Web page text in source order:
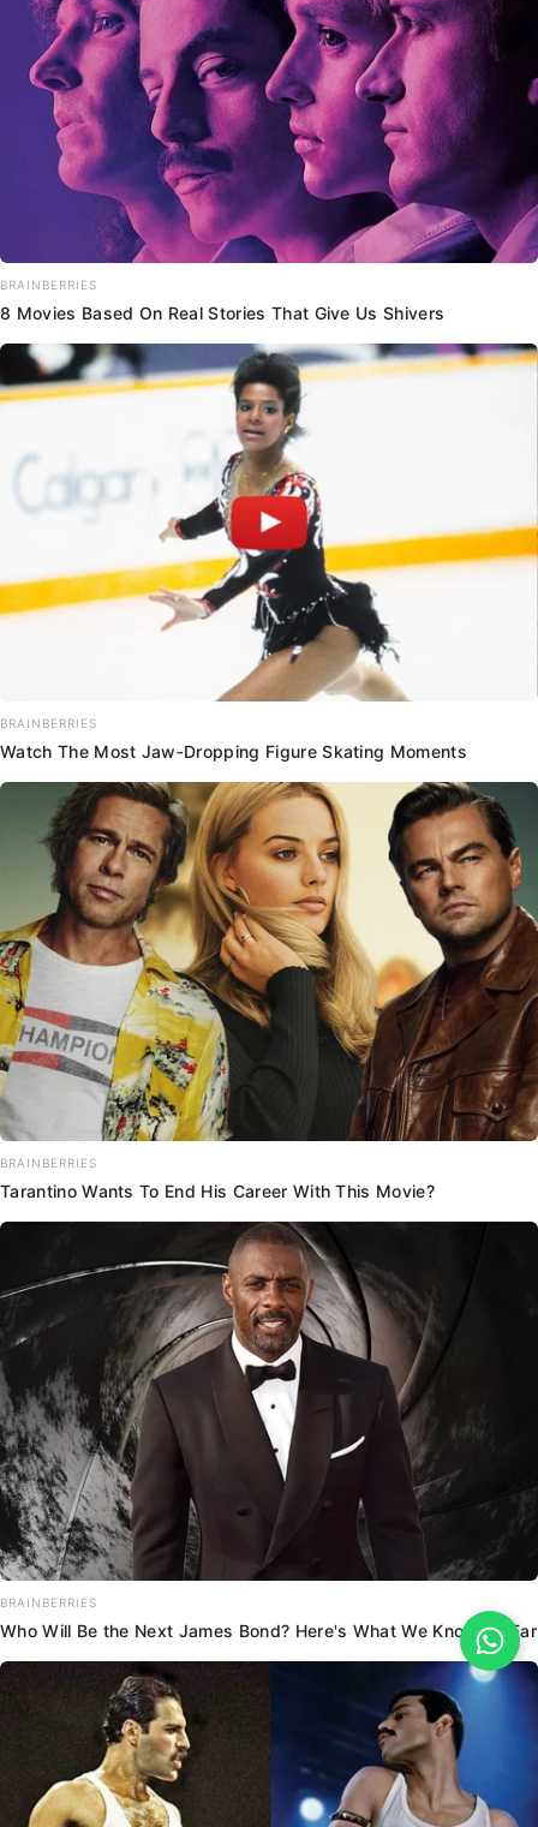
BRAINBERRIES
8 Movies Based On Real Stories That Give Us Shivers
BRAINBERRIES
Watch The Most Jaw‑Dropping Figure Skating Moments
BRAINBERRIES
Tarantino Wants To End His Career With This Movie?
BRAINBERRIES
Who Will Be the Next James Bond? Here's What We Know So Far